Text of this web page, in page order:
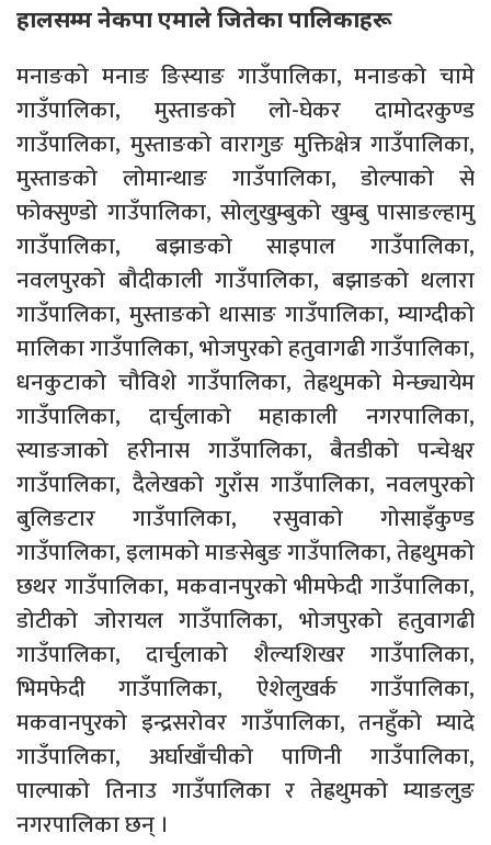
हालसम्म नेकपा एमाले जितेका पालिकाहरू
मनाङको मनाङ ङिस्याङ गाउँपालिका, मनाङको चामे
गाउँपालिका, मुस्ताङको लो-घेकर दामोदरकुण्ड
गाउँपालिका, मुस्ताङको वारागुङ मुक्तिक्षेत्र गाउँपालिका,
मुस्ताङको लोमान्थाङ गाउँपालिका, डोल्पाको से
फोक्सुण्डो गाउँपालिका, सोलुखुम्बुको खुम्बु पासाङल्हामु
गाउँपालिका, बझाङको साइपाल गाउँपालिका,
नवलपुरको बौदीकाली गाउँपालिका, बझाङको थलारा
गाउँपालिका, मुस्ताङको थासाङ गाउँपालिका, म्याग्दीको
मालिका गाउँपालिका, भोजपुरको हतुवागढी गाउँपालिका,
धनकुटाको चौविशे गाउँपालिका, तेह्रथुमको मेन्छ्यायेम
गाउँपालिका, दार्चुलाको महाकाली नगरपालिका,
स्याङजाको हरीनास गाउँपालिका, बैतडीको पन्चेश्वर
गाउँपालिका, दैलेखको गुराँस गाउँपालिका, नवलपुरको
बुलिङटार गाउँपालिका, रसुवाको गोसाइँकुण्ड
गाउँपालिका, इलामको माङसेबुङ गाउँपालिका, तेह्रथुमको
छथर गाउँपालिका, मकवानपुरको भीमफेदी गाउँपालिका,
डोटीको जोरायल गाउँपालिका, भोजपुरको हतुवागढी
गाउँपालिका, दार्चुलाको शैल्यशिखर गाउँपालिका,
भिमफेदी गाउँपालिका, ऐशेलुखर्क गाउँपालिका,
मकवानपुरको इन्द्रसरोवर गाउँपालिका, तनहुँको म्यादे
गाउँपालिका, अर्घाखाँचीको पाणिनी गाउँपालिका,
पाल्पाको तिनाउ गाउँपालिका र तेह्रथुमको म्याङलुङ
नगरपालिका छन् ।